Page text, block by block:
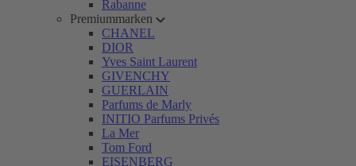
Rabanne
Premiummarken
CHANEL
DIOR
Yves Saint Laurent
GIVENCHY
GUERLAIN
Parfums de Marly
INITIO Parfums Privés
La Mer
Tom Ford
EISENBERG